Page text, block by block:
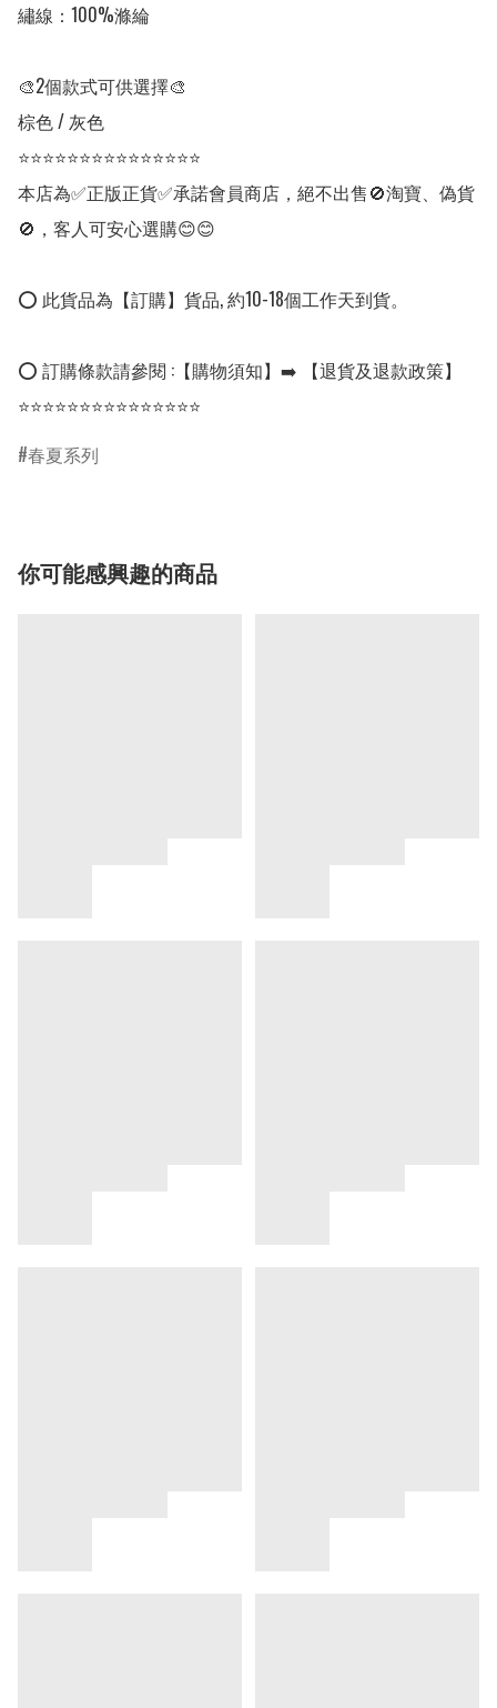
繡線：100%滌綸
🎨2個款式可供選擇🎨
棕色 / 灰色
⭐⭐⭐⭐⭐⭐⭐⭐⭐⭐⭐⭐⭐⭐⭐
本店為✅正版正貨✅承諾會員商店，絕不出售🚫淘寶、偽貨
🚫，客人可安心選購😊😊
⭕ 此貨品為【訂購】貨品, 約10-18個工作天到貨。
⭕ 訂購條款請參閱 :【購物須知】➡️ 【退貨及退款政策】
⭐⭐⭐⭐⭐⭐⭐⭐⭐⭐⭐⭐⭐⭐⭐
春夏系列
你可能感興趣的商品